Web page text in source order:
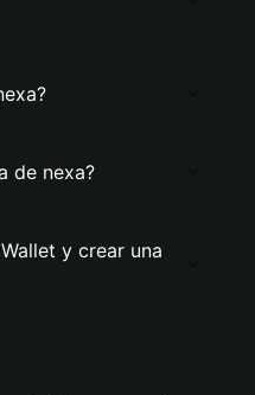
de nexa?
y crear una